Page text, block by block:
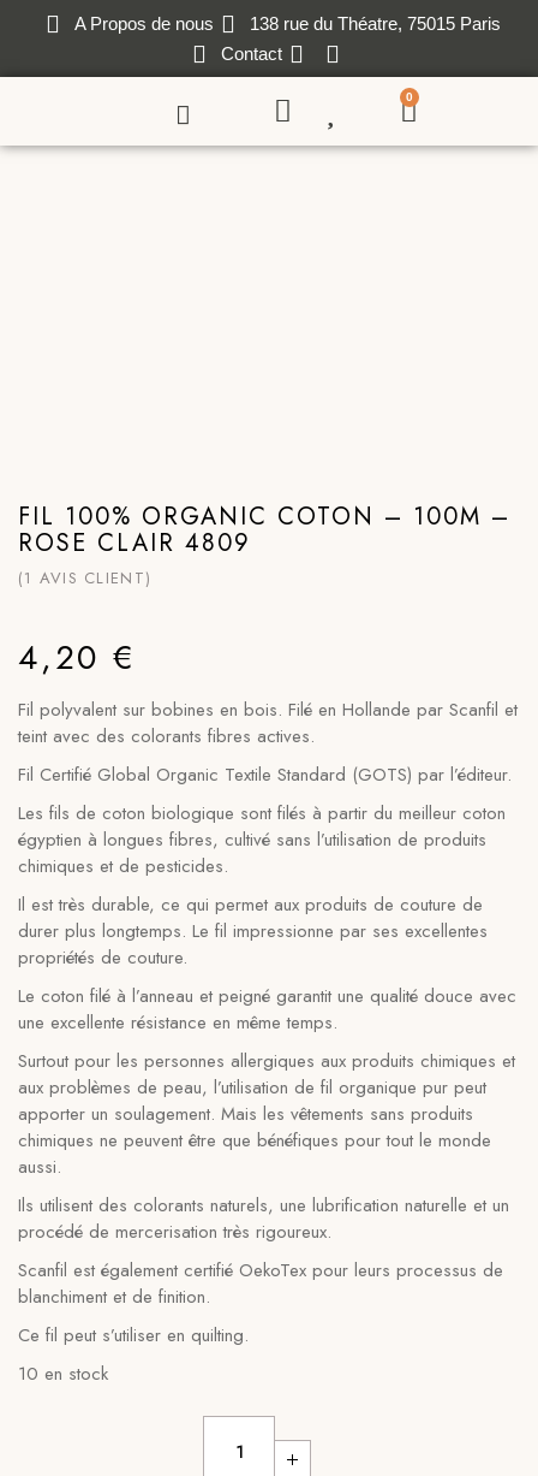
A Propos de nous
138 rue du Théatre, 75015 Paris
Contact
0
FIL 100% ORGANIC COTON – 100M –
ROSE CLAIR 4809
(1 AVIS CLIENT)
4,20 €
Fil polyvalent sur bobines en bois. Filé en Hollande par Scanfil et
teint avec des colorants fibres actives.
Fil Certifié Global Organic Textile Standard (GOTS) par l’éditeur.
Les fils de coton biologique sont filés à partir du meilleur coton
égyptien à longues fibres, cultivé sans l’utilisation de produits
chimiques et de pesticides.
Il est très durable, ce qui permet aux produits de couture de
durer plus longtemps. Le fil impressionne par ses excellentes
propriétés de couture.
Le coton filé à l’anneau et peigné garantit une qualité douce avec
une excellente résistance en même temps.
Surtout pour les personnes allergiques aux produits chimiques et
aux problèmes de peau, l’utilisation de fil organique pur peut
apporter un soulagement. Mais les vêtements sans produits
chimiques ne peuvent être que bénéfiques pour tout le monde
aussi.
Ils utilisent des colorants naturels, une lubrification naturelle et un
procédé de mercerisation très rigoureux.
Scanfil est également certifié OekoTex pour leurs processus de
blanchiment et de finition.
Ce fil peut s’utiliser en quilting.
10 en stock